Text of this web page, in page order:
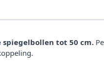
spiegelbollen tot 50 cm.